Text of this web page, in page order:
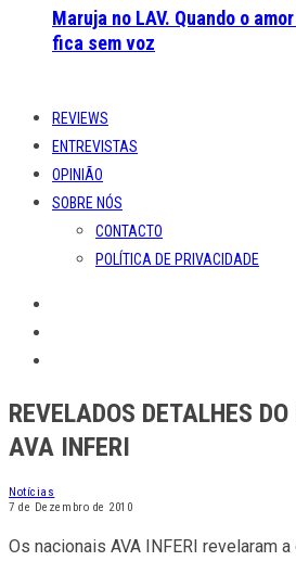
Maruja no LAV. Quando o
fica sem voz
REVIEWS
ENTREVISTAS
OPINIÃO
SOBRE NÓS
CONTACTO
POLÍTICA DE PRIVACIDADE
REVELADOS DETALHES
AVA INFERI
Notícias
7 de Dezembro de 2010
Os nacionais AVA INFERI revelaram